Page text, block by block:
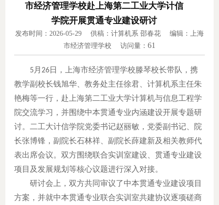
市经济管理学校赴上海第二工业大学计信
学院开展贯通专业建设研讨
发布时间：2026-05-29 供稿：计算机系 邵春花 编辑：上海
市经济管理学校 访问量： 61
5 月 26日，上海市经济管理学校滕琴校长带队，携
教学副校长钱旭华、教务处主任徐君、计算机系主任朱
艳梅等一行，赴上海第二工业大学计算机与信息工程学
院交流学习 ，并围绕中本贯通专业内涵建设开展专题研
讨。二工大计信学院党委书记赵丽敏 ， 党委副书记
院
长张博锋 ，副院长石林祥、副院长薛建新及相关教师代
表出席会议。双方围绕联合实训室建设、贯通专业建设
项目及发展规划等核心议题进行深入对接。
研讨会上，双方共同审议了中本贯通专业建设项目
方案，并就中本贯通专业联合实训室共建协议逐项磋商